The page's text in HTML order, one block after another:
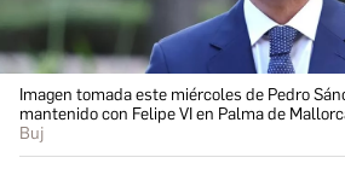
Imagen tomada este miércoles de Pedro
mantenido con Felipe VI en Palma de
Buj